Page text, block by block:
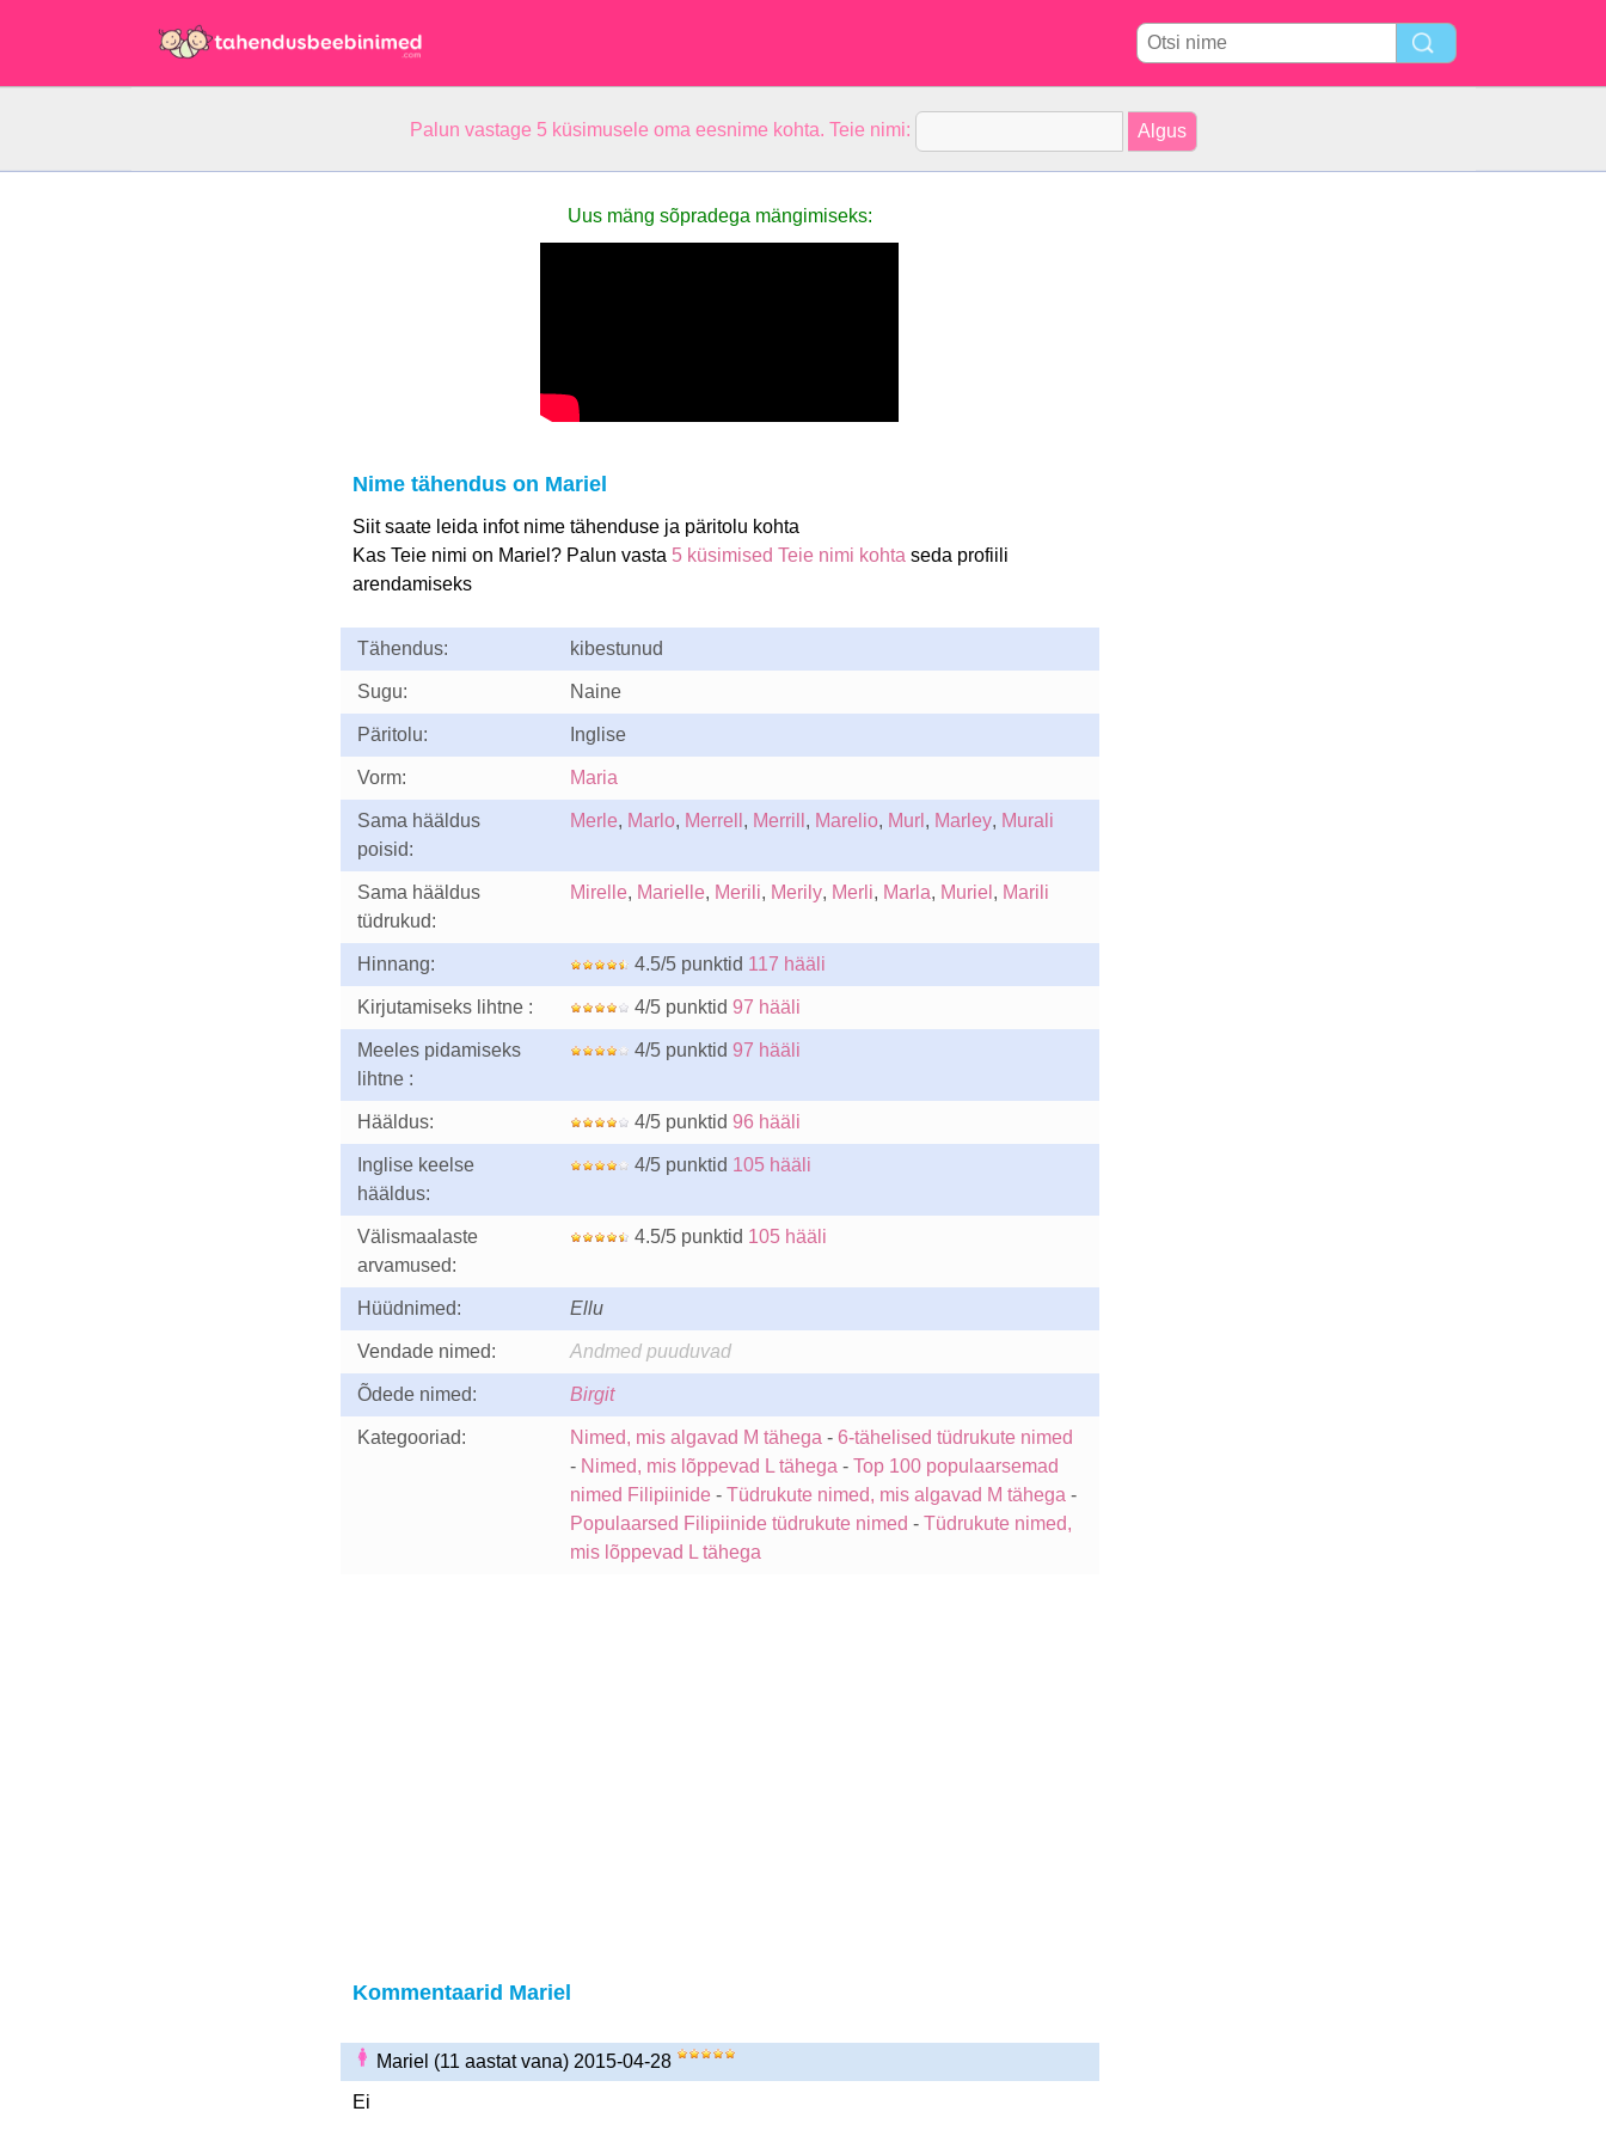
Palun vastage 5 küsimusele oma eesnime kohta. Teie nimi:
Uus mäng sõpradega mängimiseks:
Nime tähendus on Mariel
Siit saate leida infot nime tähenduse ja päritolu kohta
Kas Teie nimi on Mariel? Palun vasta 5 küsimised Teie nimi kohta seda profiili
arendamiseks
Tähendus: kibestunud
Sugu: Naine
Päritolu: Inglise
Vorm: Maria
Sama hääldus
poisid:
Merle, Marlo, Merrell , Merrill , Marelio, Murl , Marley, Murali
Sama hääldus
tüdrukud:
Mirelle, Marielle, Merili, Merily, Merli, Marla, Muriel , Marili
Hinnang: 4.5/5 punktid 117 hääli
Kirjutamiseks lihtne : 4/5 punktid 97 hääli
Meeles pidamiseks
lihtne :
4/5 punktid 97 hääli
Hääldus: 4/5 punktid 96 hääli
Inglise keelse
hääldus:
4/5 punktid 105 hääli
Välismaalaste
arvamused:
4.5/5 punktid 105 hääli
Hüüdnimed: Ellu
Vendade nimed: Andmed puuduvad
Õdede nimed: Birgit
Kategooriad: Nimed, mis algavad M tähega - 6-tähelised tüdrukute nimed
- Nimed, mis lõppevad L tähega - Top 100 populaarsemad
nimed Filipiinide- Tüdrukute nimed, mis algavad M tähega -
Populaarsed Filipiinide tüdrukute nimed - Tüdrukute nimed,
mis lõppevad L tähega
Kommentaarid Mariel
Mariel (11 aastat vana) 2015-04-28
Ei